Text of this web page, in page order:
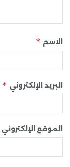
الاسم *
البريد الإلكتروني *
الموقع الإلكتروني